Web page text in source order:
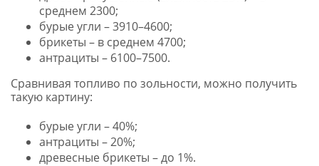
среднем 2300;
бурые угли – 3910–4600;
брикеты – в среднем 4700;
антрациты – 6100–7500.
Сравнивая топливо по зольности, можно получить
такую картину:
бурые угли – 40%;
антрациты – 20%;
древесные брикеты – до 1%.